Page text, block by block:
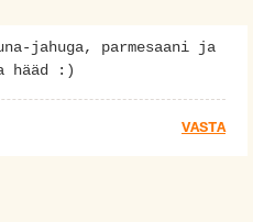
jahuga, parmesaani ja
hääd :)
VASTA